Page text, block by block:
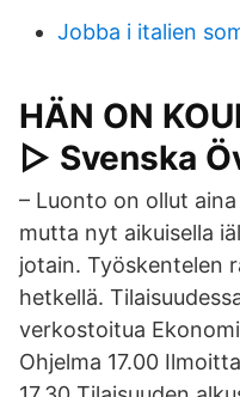
Jobba i italien
HÄN ON
▷ Svenska
– Luonto on ollut
mutta nyt aikuisella
jotain. Työskentelen
hetkellä.
verkostoitua
Ohjelma 17.00